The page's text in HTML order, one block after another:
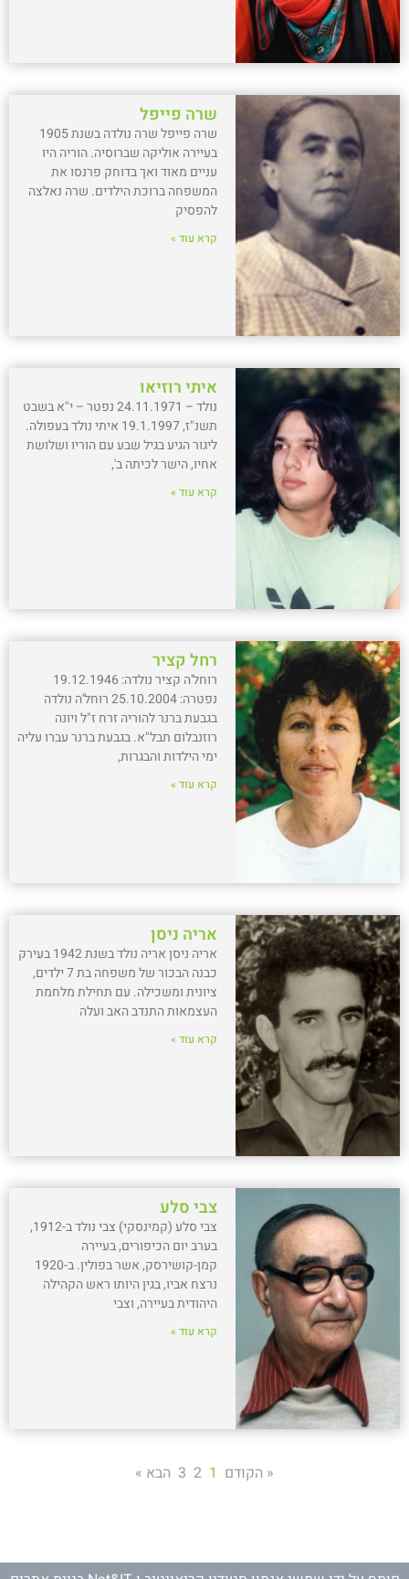
שרה פייפל
שרה פייפל שרה נולדה בשנת 1905
בעיירה אוליקה שברוסיה. הוריה היו
עניים מאוד ואך בדוחק פרנסו את
המשפחה ברוכת הילדים. שרה נאלצה
להפסיק
קרא עוד »
איתי רוזיאו
נולד – 24.11.1971 נפטר – י"א בשבט
תשנ"ז, 19.1.1997 איתי נולד בעפולה.
ליגור הגיע בגיל שבע עם הוריו ושלושת
אחיו, הישר לכיתה ב',
קרא עוד »
רחל קציר
רוחל'ה קציר נולדה: 19.12.1946
נפטרה: 25.10.2004 רוחל'ה נולדה
בגבעת ברנר להוריה זרח ז"ל ויונה
רוזנבלום תבל"א. בגבעת ברנר עברו עליה
ימי הילדות והבגרות,
קרא עוד »
אריה ניסן
אריה ניסן אריה נולד בשנת 1942 בעירק
כבנה הבכור של משפחה בת 7 ילדים,
ציונית ומשכילה. עם תחילת מלחמת
העצמאות התנדב האב ועלה
קרא עוד »
צבי סלע
צבי סלע (קמינסקי) צבי נולד ב-1912,
בערב יום הכיפורים, בעיירה
קמן-קושירסק, אשר בפולין. ב-1920
נרצח אביו, בגין היותו ראש הקהילה
היהודית בעיירה, וצבי
קרא עוד »
« הקודם 1
2
3 הבא »